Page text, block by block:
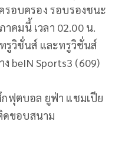
อบครอง รอบรองชนะ
คมนี้ เวลา 02.00 น.
รูวิชั่นส์ และทรูวิชั่นส์
beIN Sports3 (609)
ฟุตบอล ยูฟ่า แชมเปีย
ดขอบสนาม